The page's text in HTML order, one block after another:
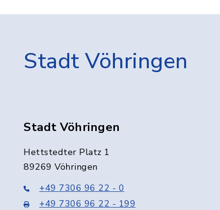
Stadt Vöhringen
Stadt Vöhringen
Hettstedter Platz 1
89269 Vöhringen
+49 7306 96 22 - 0
+49 7306 96 22 - 199